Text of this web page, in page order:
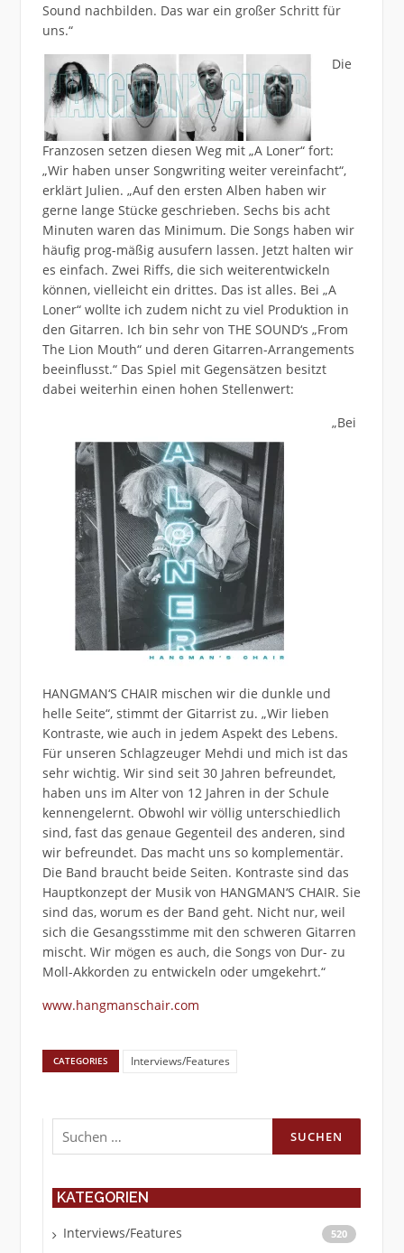
Sound nachbilden. Das war ein großer Schritt für
uns.“
Die
Franzosen setzen diesen Weg mit „A Loner“ fort:
„Wir haben unser Songwriting weiter vereinfacht“,
erklärt Julien. „Auf den ersten Alben haben wir
gerne lange Stücke geschrieben. Sechs bis acht
Minuten waren das Minimum. Die Songs haben wir
häufig prog-mäßig ausufern lassen. Jetzt halten wir
es einfach. Zwei Riffs, die sich weiterentwickeln
können, vielleicht ein drittes. Das ist alles. Bei „A
Loner“ wollte ich zudem nicht zu viel Produktion in
den Gitarren. Ich bin sehr von THE SOUND‘s „From
The Lion Mouth“ und deren Gitarren-Arrangements
beeinflusst.“ Das Spiel mit Gegensätzen besitzt
dabei weiterhin einen hohen Stellenwert:
„Bei
HANGMAN‘S CHAIR mischen wir die dunkle und
helle Seite“, stimmt der Gitarrist zu. „Wir lieben
Kontraste, wie auch in jedem Aspekt des Lebens.
Für unseren Schlagzeuger Mehdi und mich ist das
sehr wichtig. Wir sind seit 30 Jahren befreundet,
haben uns im Alter von 12 Jahren in der Schule
kennengelernt. Obwohl wir völlig unterschiedlich
sind, fast das genaue Gegenteil des anderen, sind
wir befreundet. Das macht uns so komplementär.
Die Band braucht beide Seiten. Kontraste sind das
Hauptkonzept der Musik von HANGMAN‘S CHAIR. Sie
sind das, worum es der Band geht. Nicht nur, weil
sich die Gesangsstimme mit den schweren Gitarren
mischt. Wir mögen es auch, die Songs von Dur- zu
Moll-Akkorden zu entwickeln oder umgekehrt.“
www.hangmanschair.com
CATEGORIES Interviews/Features
Suchen
nach:
KATEGORIEN
Interviews/Features 520